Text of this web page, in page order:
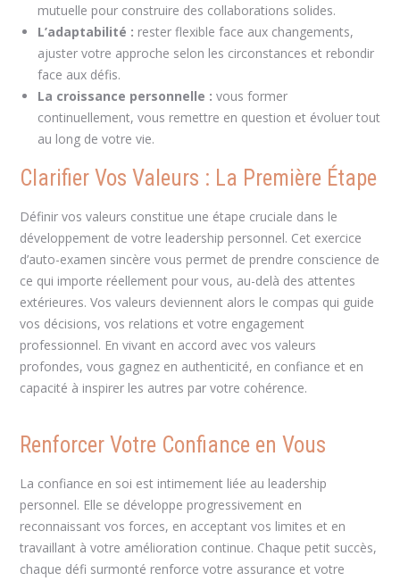
mutuelle pour construire des collaborations solides.
L’adaptabilité : rester flexible face aux changements,
ajuster votre approche selon les circonstances et rebondir
face aux défis.
La croissance personnelle : vous former
continuellement, vous remettre en question et évoluer tout
au long de votre vie.
Clarifier Vos Valeurs : La Première Étape
Définir vos valeurs constitue une étape cruciale dans le
développement de votre leadership personnel. Cet exercice
d’auto-examen sincère vous permet de prendre conscience de
ce qui importe réellement pour vous, au-delà des attentes
extérieures. Vos valeurs deviennent alors le compas qui guide
vos décisions, vos relations et votre engagement
professionnel. En vivant en accord avec vos valeurs
profondes, vous gagnez en authenticité, en confiance et en
capacité à inspirer les autres par votre cohérence.
Renforcer Votre Confiance en Vous
La confiance en soi est intimement liée au leadership
personnel. Elle se développe progressivement en
reconnaissant vos forces, en acceptant vos limites et en
travaillant à votre amélioration continue. Chaque petit succès,
chaque défi surmonté renforce votre assurance et votre